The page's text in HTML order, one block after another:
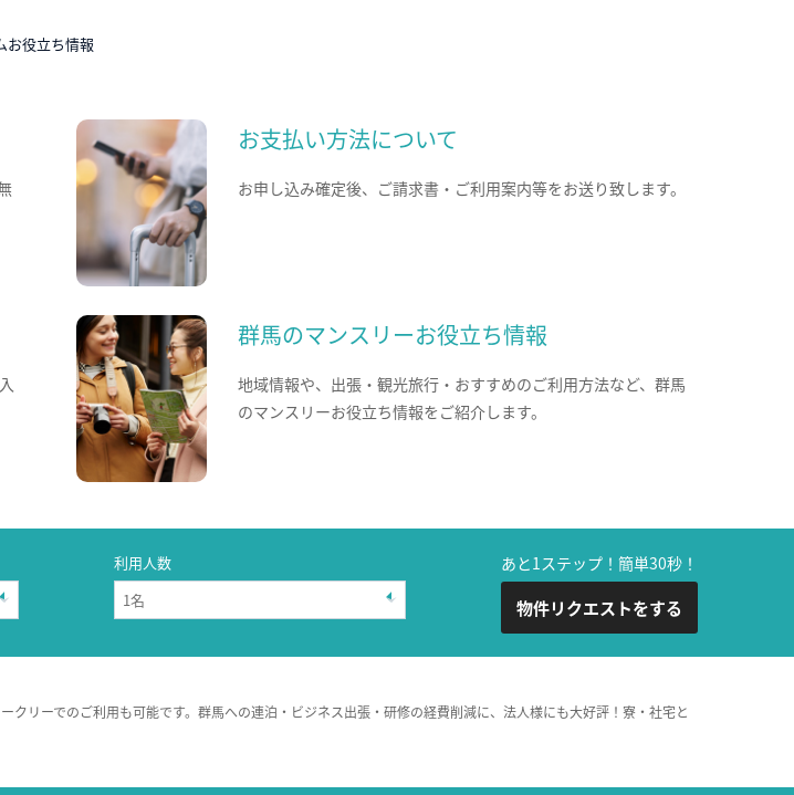
お役立ち情報
お支払い方法について
お申し込み確定後、ご請求書・ご利用案内等をお送り致します。
群馬のマンスリーお役立ち情報
地域情報や、出張・観光旅行・おすすめのご利用方法など、群馬
のマンスリーお役立ち情報をご紹介します。
利用人数 あと1ステップ！簡単30秒！
物件リクエストをする
リーでのご利用も可能です。群馬への連泊・ビジネス出張・研修の経費削減に、法人様にも大好評！寮・社宅と